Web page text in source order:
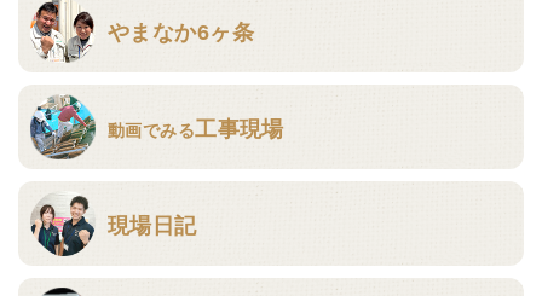
やまなか6ヶ条
動画でみる工事現場
現場日記